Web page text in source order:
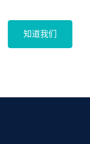
知道我们